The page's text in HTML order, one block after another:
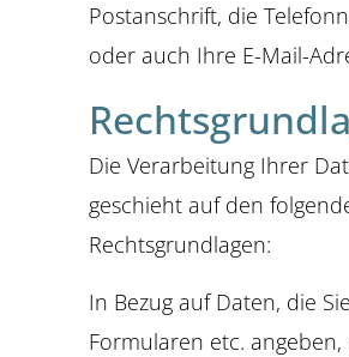
Postanschrift, die
oder auch Ihre E-Mail-
Die Verarbeitung Ihrer
geschieht auf den
Rechtsgrundlagen:
In Bezug auf Daten, die
Formularen etc.